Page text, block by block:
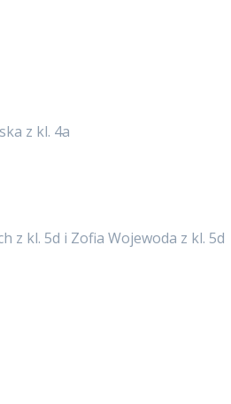
z kl. 4a
z kl. 5d i Zofia Wojewoda z kl. 5d